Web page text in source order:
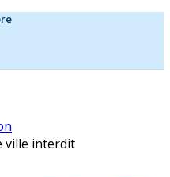
ville interdit